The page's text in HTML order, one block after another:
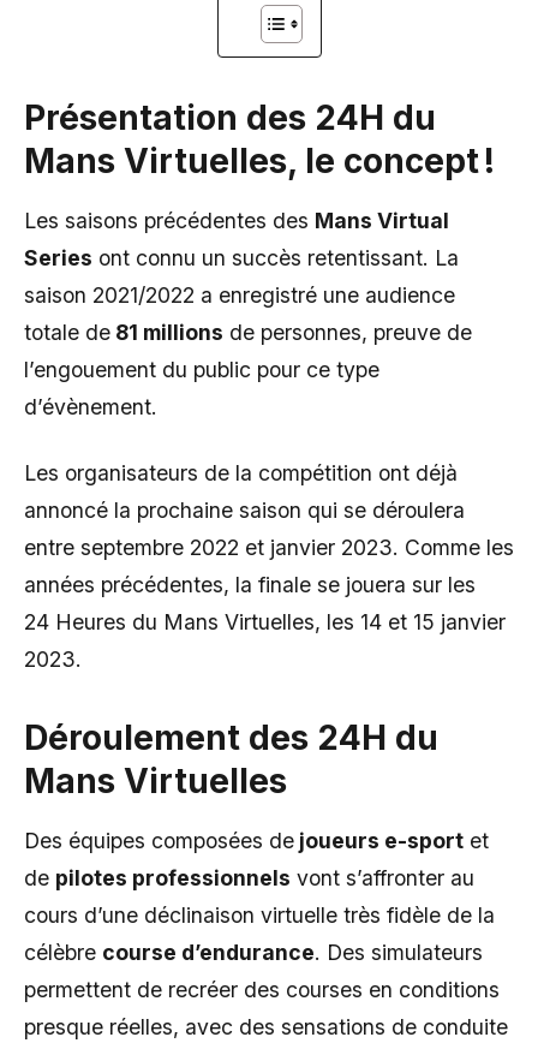
Présentation des 24H du
Mans Virtuelles, le concept !
Les saisons précédentes des Mans Virtual
Series ont connu un succès retentissant. La
saison 2021/2022 a enregistré une audience
totale de 81 millions de personnes, preuve de
l’engouement du public pour ce type
d’évènement.
Les organisateurs de la compétition ont déjà
annoncé la prochaine saison qui se déroulera
entre septembre 2022 et janvier 2023. Comme les
années précédentes, la finale se jouera sur les
24 Heures du Mans Virtuelles, les 14 et 15 janvier
2023.
Déroulement des 24H du
Mans Virtuelles
Des équipes composées de joueurs e-sport et
de pilotes professionnels vont s’affronter au
cours d’une déclinaison virtuelle très fidèle de la
célèbre course d’endurance. Des simulateurs
permettent de recréer des courses en conditions
presque réelles, avec des sensations de conduite